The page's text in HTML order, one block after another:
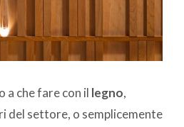
a che fare con il legno,
del settore, o semplicemente